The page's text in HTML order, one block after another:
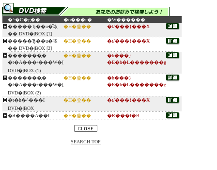
�^�C�g�� �o���ғ�
�W������
�����Ђ��u�̑哝
�� DVD�|BOX [1]
�H�쑾�� �t/���}���X
�����Ђ��u�̑哝
�� DVD�|BOX [2]
�H�쑾�� �t/���}���X
�������̗�
�t�A���\���W�[
DVD�|BOX (1)
�H�쑾��
�h���}
�E�h�L�������g
�������̗�
�t�A���\���W�[
DVD�|BOX (2)
�H�쑾��
�h���}
�E�h�L�������g
�t�h�^���I
DVD�|BOX
�H�쑾�� �t/���}���X
�Ƌ����Ȃ��I �H�쑾�� �R���f�B
SEARCH TOP